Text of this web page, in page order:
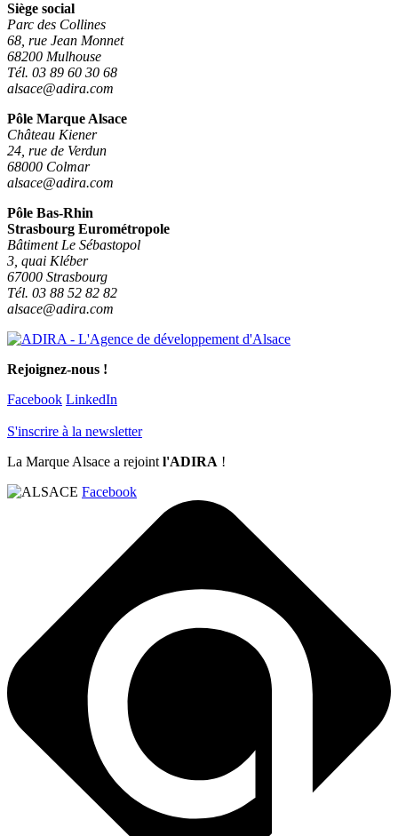
Siège social
Parc des Collines
68, rue Jean Monnet
68200 Mulhouse
Tél. 03 89 60 30 68
alsace@adira.com
Pôle Marque Alsace
Château Kiener
24, rue de Verdun
68000 Colmar
alsace@adira.com
Pôle Bas-Rhin
Strasbourg Eurométropole
Bâtiment Le Sébastopol
3, quai Kléber
67000 Strasbourg
Tél. 03 88 52 82 82
alsace@adira.com
Rejoignez-nous !
Facebook LinkedIn
S'inscrire à la newsletter
La Marque Alsace a rejointl'ADIRA !
Facebook